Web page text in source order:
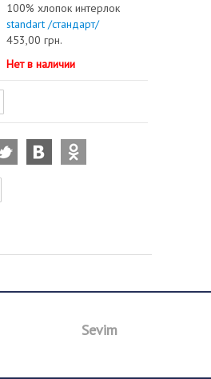
100% хлопок интерлок
standart /стандарт/
453,00 грн.
Нет в наличии
Sevim